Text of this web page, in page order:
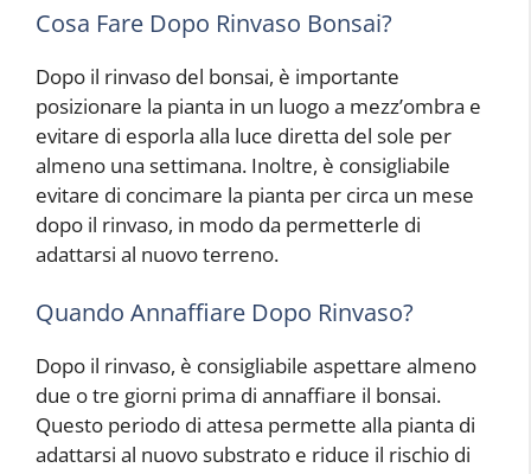
Cosa Fare Dopo Rinvaso Bonsai?
Dopo il rinvaso del bonsai, è importante
posizionare la pianta in un luogo a mezz’ombra e
evitare di esporla alla luce diretta del sole per
almeno una settimana. Inoltre, è consigliabile
evitare di concimare la pianta per circa un mese
dopo il rinvaso, in modo da permetterle di
adattarsi al nuovo terreno.
Quando Annaffiare Dopo Rinvaso?
Dopo il rinvaso, è consigliabile aspettare almeno
due o tre giorni prima di annaffiare il bonsai.
Questo periodo di attesa permette alla pianta di
adattarsi al nuovo substrato e riduce il rischio di